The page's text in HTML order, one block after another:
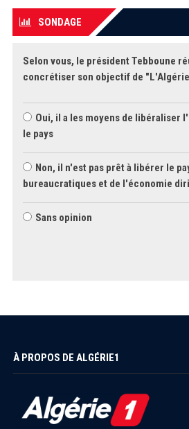
SONDAGE
Selon vous, le président Tebboune
concrétiser son objectif de
Oui, il a les moyens de libéraliser
le pays
Non, il n'est pas prêt à libérer le
bureaucratiques et de l'économie
Sans opinion
À PROPOS DE ALGÉRIE1